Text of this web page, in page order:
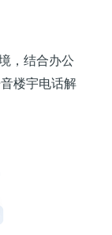
，结合办公
楼宇电话解